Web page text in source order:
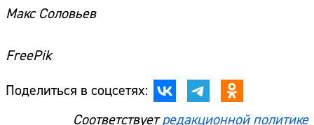
Макс Соловьев
FreePik
Поделиться в соцсетях:
Соответствуетредакционной политике